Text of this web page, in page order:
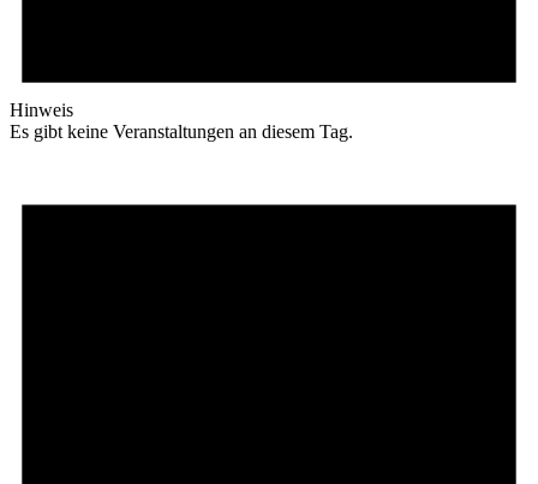
Hinweis
Es gibt keine Veranstaltungen an diesem Tag.